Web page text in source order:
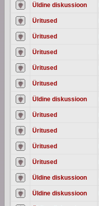
Üldine diskussioon
Üritused
Üritused
Üritused
Üritused
Üritused
Üldine diskussioon
Üritused
Üritused
Üritused
Üritused
Üldine diskussioon
Üldine diskussioon